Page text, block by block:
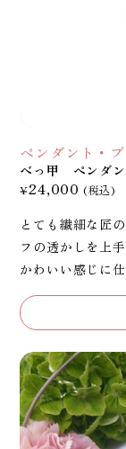
ペンダント・
べっ甲 ペンダ
¥24,000 (税込)
とても繊細な匠
フの透かしを上
かわいい感じに